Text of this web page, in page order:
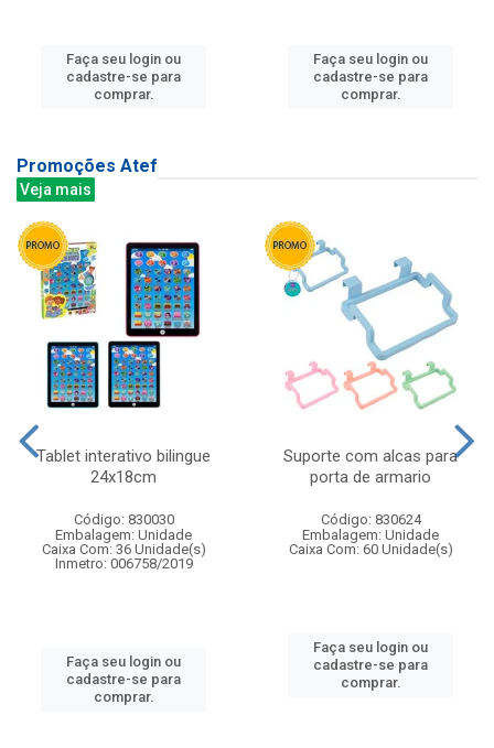
Faça seu login ou
cadastre-se para
comprar.
Faça seu login ou
cadastre-se para
comprar.
Promoções Atef
Veja mais
Tablet interativo bilingue
24x18cm
Código: 830030
Embalagem: Unidade
Caixa Com: 36 Unidade(s)
Inmetro: 006758/2019
Faça seu login ou
cadastre-se para
comprar.
Suporte com alcas para
porta de armario
Código: 830624
Embalagem: Unidade
Caixa Com: 60 Unidade(s)
Faça seu login ou
cadastre-se para
comprar.